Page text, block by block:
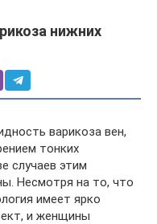
нижних
варикоза вен,
тонких
случаев этим
Несмотря на то, что
имеет ярко
и женщины